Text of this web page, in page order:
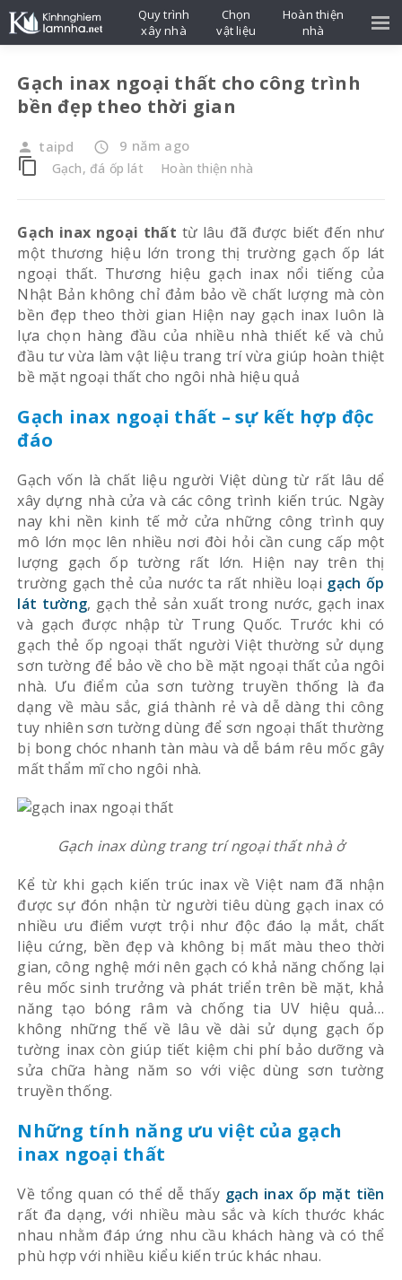
Gạch inax ngoại thất cho công trình
bền đẹp theo thời gian
person taipd access_time 9 năm ago
content_copy Gạch, đá ốp lát Hoàn thiện nhà
Gạch inax ngoại thất từ lâu đã được biết đến như
một thương hiệu lớn trong thị trường gạch ốp lát
ngoại thất. Thương hiệu gạch inax nổi tiếng của
Nhật Bản không chỉ đảm bảo về chất lượng mà còn
bền đẹp theo thời gian Hiện nay gạch inax luôn là
lựa chọn hàng đầu của nhiều nhà thiết kế và chủ
đầu tư vừa làm vật liệu trang trí vừa giúp hoàn thiệt
bề mặt ngoại thất cho ngôi nhà hiệu quả
Gạch inax ngoại thất – sự kết hợp độc
đáo
Gạch vốn là chất liệu người Việt dùng từ rất lâu dể
xây dựng nhà cửa và các công trình kiến trúc. Ngày
nay khi nền kinh tế mở cửa những công trình quy
mô lớn mọc lên nhiều nơi đòi hỏi cần cung cấp một
lượng gạch ốp tường rất lớn. Hiện nay trên thị
trường gạch thẻ của nước ta rất nhiều loại gạch ốp
lát tường, gạch thẻ sản xuất trong nước, gạch inax
và gạch được nhập từ Trung Quốc. Trước khi có
gạch thẻ ốp ngoại thất người Việt thường sử dụng
sơn tường để bảo về cho bề mặt ngoại thất của ngôi
nhà. Ưu điểm của sơn tường truyền thống là đa
dạng về màu sắc, giá thành rẻ và dễ dàng thi công
tuy nhiên sơn tường dùng để sơn ngoại thất thường
bị bong chóc nhanh tàn màu và dễ bám rêu mốc gây
mất thẩm mĩ cho ngôi nhà.
Gạch inax dùng trang trí ngoại thất nhà ở
Kể từ khi gạch kiến trúc inax về Việt nam đã nhận
được sự đón nhận từ người tiêu dùng gạch inax có
nhiều ưu điểm vượt trội như độc đáo lạ mắt, chất
liệu cứng, bền đẹp và không bị mất màu theo thời
gian, công nghệ mới nên gạch có khả năng chống lại
rêu mốc sinh trưởng và phát triển trên bề mặt, khả
năng tạo bóng râm và chống tia UV hiệu quả…
không những thế về lâu về dài sử dụng gạch ốp
tường inax còn giúp tiết kiệm chi phí bảo dưỡng và
sửa chữa hàng năm so với việc dùng sơn tường
truyền thống.
Những tính năng ưu việt của gạch
inax ngoại thất
Về tổng quan có thể dễ thấy gạch inax ốp mặt tiền
rất đa dạng, với nhiều màu sắc và kích thước khác
nhau nhằm đáp ứng nhu cầu khách hàng và có thể
phù hợp với nhiều kiểu kiến trúc khác nhau.
Quy trình
xây nhà
Chọn
vật liệu
Hoàn thiện
nhà